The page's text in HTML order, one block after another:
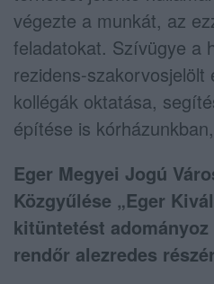
végezte a munkát, az
feladatokat. Szívügye a
rezidens-szakorvosjelölt
kollégák oktatása,
építése is
Eger Megyei Jogú
Közgyűlése „Eger
kitüntetést
rendőr alezredes